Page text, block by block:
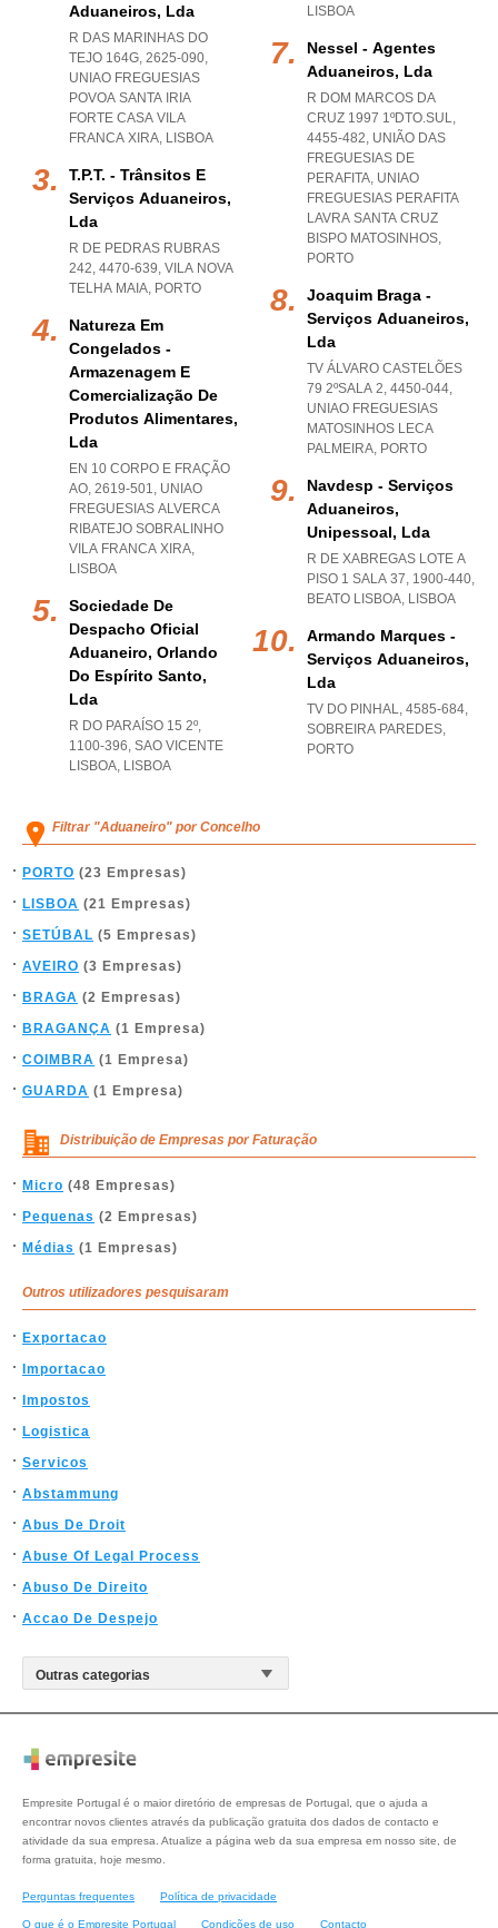
Aduaneiros, Lda
R DAS MARINHAS DO
TEJO 164G, 2625-090,
UNIAO FREGUESIAS
POVOA SANTA IRIA
FORTE CASA VILA
FRANCA XIRA, LISBOA
T.p.t. - Trânsitos E
Serviços Aduaneiros,
Lda
R DE PEDRAS RUBRAS
242, 4470-639, VILA NOVA
TELHA MAIA, PORTO
Natureza Em
Congelados -
Armazenagem E
Comercialização De
Produtos Alimentares,
Lda
EN 10 CORPO E FRAÇÃO
AO, 2619-501, UNIAO
FREGUESIAS ALVERCA
RIBATEJO SOBRALINHO
VILA FRANCA XIRA,
LISBOA
Sociedade De
Despacho Oficial
Aduaneiro, Orlando
Do Espírito Santo,
Lda
R DO PARAÍSO 15 2º,
1100-396, SAO VICENTE
LISBOA, LISBOA
LISBOA
Nessel - Agentes
Aduaneiros, Lda
R DOM MARCOS DA
CRUZ 1997 1ºDTO.SUL,
4455-482, UNIÃO DAS
FREGUESIAS DE
PERAFITA, UNIAO
FREGUESIAS PERAFITA
LAVRA SANTA CRUZ
BISPO MATOSINHOS,
PORTO
Joaquim Braga -
Serviços Aduaneiros,
Lda
TV ÁLVARO CASTELÕES
79 2ºSALA 2, 4450-044,
UNIAO FREGUESIAS
MATOSINHOS LECA
PALMEIRA, PORTO
Navdesp - Serviços
Aduaneiros,
Unipessoal, Lda
R DE XABREGAS LOTE A
PISO 1 SALA 37, 1900-440,
BEATO LISBOA, LISBOA
Armando Marques -
Serviços Aduaneiros,
Lda
TV DO PINHAL, 4585-684,
SOBREIRA PAREDES,
PORTO
Filtrar "Aduaneiro" por Concelho
PORTO (23 Empresas)
LISBOA (21 Empresas)
SETÚBAL (5 Empresas)
AVEIRO (3 Empresas)
BRAGA (2 Empresas)
BRAGANÇA (1 Empresa)
COIMBRA (1 Empresa)
GUARDA (1 Empresa)
Distribuição de Empresas por Faturação
Micro (48 Empresas)
Pequenas (2 Empresas)
Médias (1 Empresas)
Outros utilizadores pesquisaram
Exportacao
Importacao
Impostos
Logistica
Servicos
Abstammung
Abus De Droit
Abuse Of Legal Process
Abuso De Direito
Accao De Despejo
Empresite Portugal é o maior diretório de empresas de Portugal, que o ajuda a
encontrar novos clientes através da publicação gratuita dos dados de contacto e
atividade da sua empresa. Atualize a página web da sua empresa em nosso site, de
forma gratuita, hoje mesmo.
Perguntas frequentes Política de privacidade
O que é o Empresite Portugal Condições de uso Contacto